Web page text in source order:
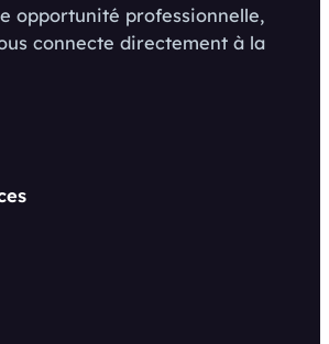
opportunité professionnelle,
connecte directement à la